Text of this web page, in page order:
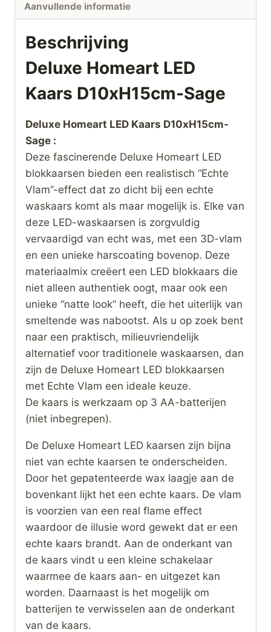
Aanvullende informatie
Beschrijving
Deluxe Homeart LED
Kaars D10xH15cm-Sage
Deluxe Homeart LED Kaars D10xH15cm-
Sage :
Deze fascinerende Deluxe Homeart LED
blokkaarsen bieden een realistisch “Echte
Vlam”-effect dat zo dicht bij een echte
waskaars komt als maar mogelijk is. Elke van
deze LED-waskaarsen is zorgvuldig
vervaardigd van echt was, met een 3D-vlam
en een unieke harscoating bovenop. Deze
materiaalmix creëert een LED blokkaars die
niet alleen authentiek oogt, maar ook een
unieke “natte look” heeft, die het uiterlijk van
smeltende was nabootst. Als u op zoek bent
naar een praktisch, milieuvriendelijk
alternatief voor traditionele waskaarsen, dan
zijn de Deluxe Homeart LED blokkaarsen
met Echte Vlam een ideale keuze.
De kaars is werkzaam op 3 AA-batterijen
(niet inbegrepen).
De Deluxe Homeart LED kaarsen zijn bijna
niet van echte kaarsen te onderscheiden.
Door het gepatenteerde wax laagje aan de
bovenkant lijkt het een echte kaars. De vlam
is voorzien van een real flame effect
waardoor de illusie word gewekt dat er een
echte kaars brandt. Aan de onderkant van
de kaars vindt u een kleine schakelaar
waarmee de kaars aan- en uitgezet kan
worden. Daarnaast is het mogelijk om
batterijen te verwisselen aan de onderkant
van de kaars.